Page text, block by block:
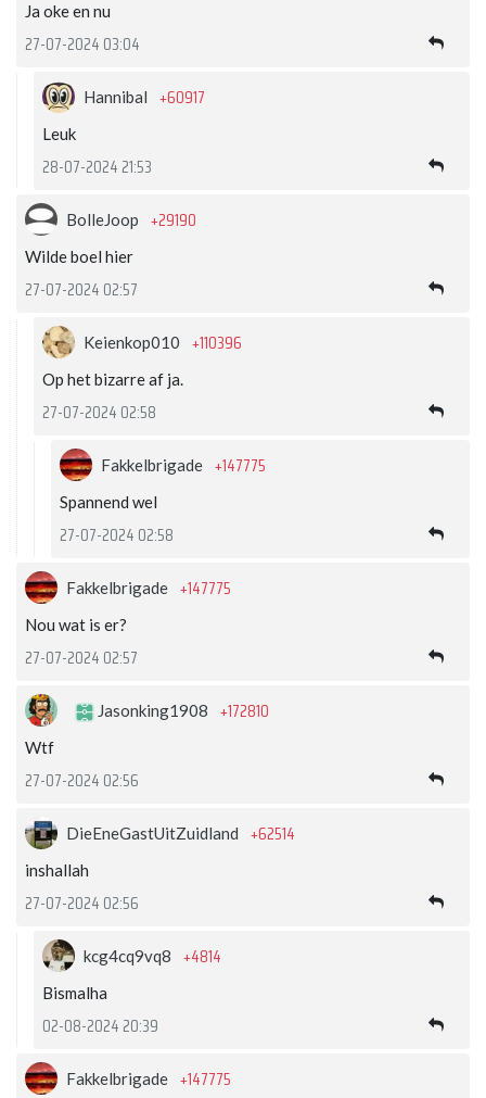
Ja oke en nu
27-07-2024 03:04
Hannibal +60917
Leuk
28-07-2024 21:53
BolleJoop +29190
Wilde boel hier
27-07-2024 02:57
Keienkop010 +110396
Op het bizarre af ja.
27-07-2024 02:58
Fakkelbrigade +147775
Spannend wel
27-07-2024 02:58
Fakkelbrigade +147775
Nou wat is er?
27-07-2024 02:57
Jasonking1908 +172810
Wtf
27-07-2024 02:56
DieEneGastUitZuidland +62514
inshallah
27-07-2024 02:56
kcg4cq9vq8 +4814
Bismalha
02-08-2024 20:39
Fakkelbrigade +147775